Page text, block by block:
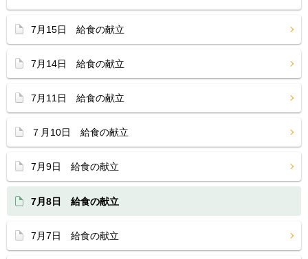
7月15日 給食の献立
7月14日 給食の献立
7月11日 給食の献立
７月10日 給食の献立
7月9日 給食の献立
7月8日 給食の献立
7月7日 給食の献立